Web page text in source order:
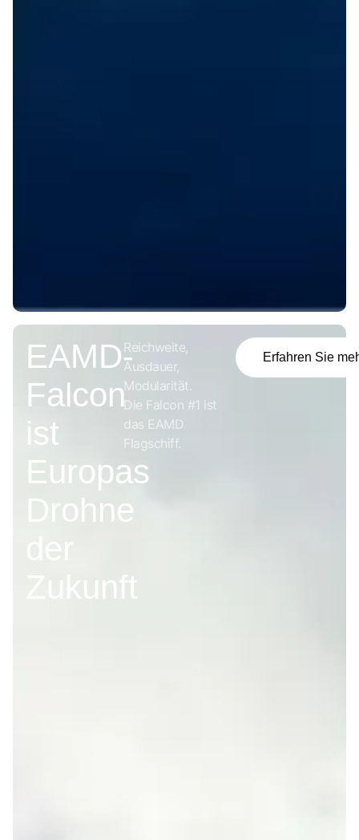
EAMD-
Falcon
ist
Europas
Drohne
der
Zukunft
Erfahren Sie
Reichweite,
Ausdauer,
Modularität.
Die Falcon #1 ist
das EAMD
Flagschiff.